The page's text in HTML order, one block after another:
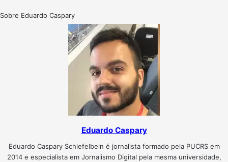
Sobre Eduardo Caspary
Eduardo Caspary
Eduardo Caspary Schiefelbein é jornalista formado pela PUCRS em
2014 e especialista em Jornalismo Digital pela mesma universidade,